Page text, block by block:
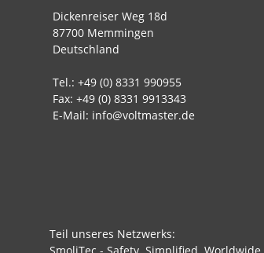
Dickenreiser Weg 18d
87700 Memmingen
Deutschland
Tel.: +49 (0) 8331 990955
Fax: +49 (0) 8331 9913343
E-Mail: info@voltmaster.de
Teil unseres Netzwerks: